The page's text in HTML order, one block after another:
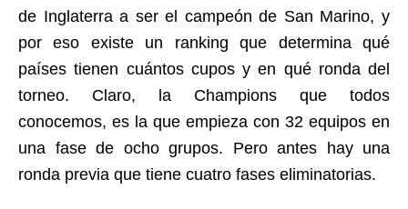
de Inglaterra a ser el campeón de San Marino, y
por eso existe un ranking que determina qué
países tienen cuántos cupos y en qué ronda del
torneo. Claro, la Champions que todos
conocemos, es la que empieza con 32 equipos en
una fase de ocho grupos. Pero antes hay una
ronda previa que tiene cuatro fases eliminatorias.